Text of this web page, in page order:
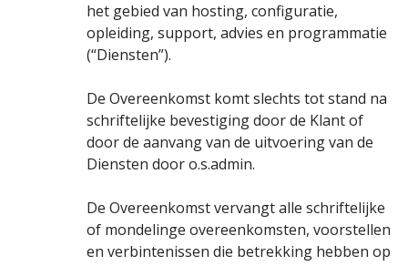
het gebied van hosting, configuratie,
opleiding, support, advies en programmatie
(“Diensten”).
De Overeenkomst komt slechts tot stand na
schriftelijke bevestiging door de Klant of
door de aanvang van de uitvoering van de
Diensten door o.s.admin.
De Overeenkomst vervangt alle schriftelijke
of mondelinge overeenkomsten, voorstellen
en verbintenissen die betrekking hebben op